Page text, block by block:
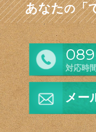
あなたの「
対応時
メー